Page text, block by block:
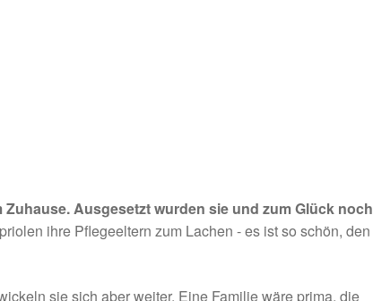
Ausgesetzt wurden sie und zum Glück noch
ihre Pflegeeltern zum Lachen - es ist so schön, den
sie sich aber weiter. Eine Familie wäre prima, die